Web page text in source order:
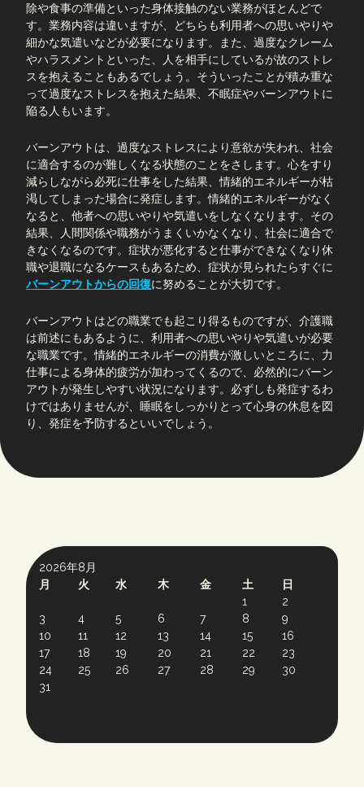
除や食事の準備といった身体接触のない業務がほとんどで
す。業務内容は違いますが、どちらも利用者への思いやりや
細かな気遣いなどが必要になります。また、過度なクレーム
やハラスメントといった、人を相手にしているが故のストレ
スを抱えることもあるでしょう。そういったことが積み重な
って過度なストレスを抱えた結果、不眠症やバーンアウトに
陥る人もいます。
バーンアウトは、過度なストレスにより意欲が失われ、社会
に適合するのが難しくなる状態のことをさします。心をすり
減らしながら必死に仕事をした結果、情緒的エネルギーが枯
渇してしまった場合に発症します。情緒的エネルギーがなく
なると、他者への思いやりや気遣いをしなくなります。その
結果、人間関係や職務がうまくいかなくなり、社会に適合で
きなくなるのです。症状が悪化すると仕事ができなくなり休
職や退職になるケースもあるため、症状が見られたらすぐに
バーンアウトからの回復に努めることが大切です。
バーンアウトはどの職業でも起こり得るものですが、介護職
は前述にもあるように、利用者への思いやりや気遣いが必要
な職業です。情緒的エネルギーの消費が激しいところに、力
仕事による身体的疲労が加わってくるので、必然的にバーン
アウトが発生しやすい状況になります。必ずしも発症するわ
けではありませんが、睡眠をしっかりとって心身の休息を図
り、発症を予防するといいでしょう。
2026年8月
月
火 水 木 金 土
日
1
2
3
4 5 6 7 8
9
10
11 12 13 14 15
16
17
18 19 20 21 22
23
24
25 26 27 28 29
30
31